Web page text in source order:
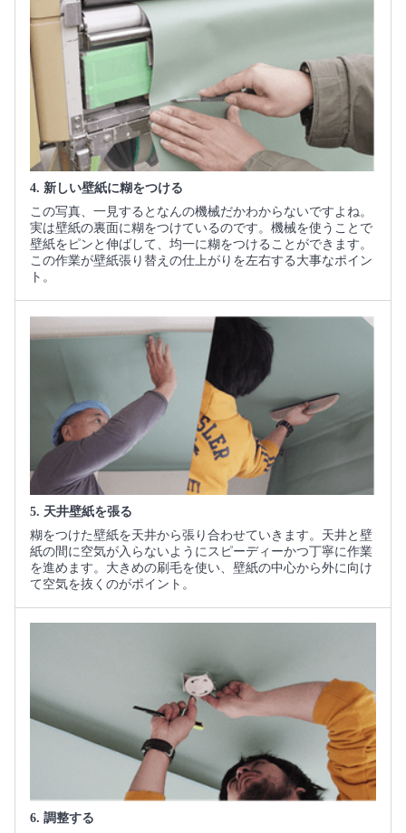
4. 新しい壁紙に糊をつける
この写真、一見するとなんの機械だかわからないですよね。
実は壁紙の裏面に糊をつけているのです。機械を使うことで
壁紙をピンと伸ばして、均一に糊をつけることができます。
この作業が壁紙張り替えの仕上がりを左右する大事なポイン
ト。
5. 天井壁紙を張る
糊をつけた壁紙を天井から張り合わせていきます。天井と壁
紙の間に空気が入らないようにスピーディーかつ丁寧に作業
を進めます。大きめの刷毛を使い、壁紙の中心から外に向け
て空気を抜くのがポイント。
6. 調整する